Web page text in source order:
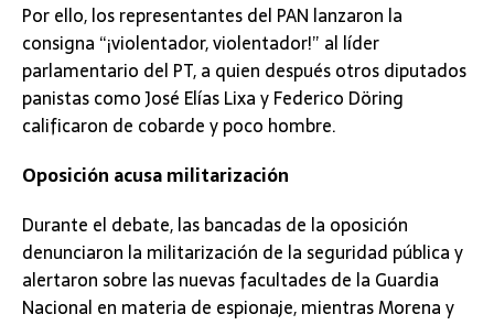
Por ello, los representantes del PAN lanzaron la
consigna “¡violentador, violentador!” al líder
parlamentario del PT, a quien después otros diputados
panistas como José Elías Lixa y Federico Döring
calificaron de cobarde y poco hombre.
​Oposición acusa militarización
Durante el debate, las bancadas de la oposición
denunciaron la militarización de la seguridad pública y
alertaron sobre las nuevas facultades de la Guardia
Nacional en materia de espionaje, mientras Morena y